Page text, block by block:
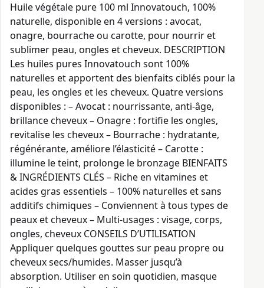
Huile végétale pure 100 ml Innovatouch, 100%
naturelle, disponible en 4 versions : avocat,
onagre, bourrache ou carotte, pour nourrir et
sublimer peau, ongles et cheveux. DESCRIPTION
Les huiles pures Innovatouch sont 100%
naturelles et apportent des bienfaits ciblés pour la
peau, les ongles et les cheveux. Quatre versions
disponibles : – Avocat : nourrissante, anti-âge,
brillance cheveux – Onagre : fortifie les ongles,
revitalise les cheveux – Bourrache : hydratante,
régénérante, améliore l’élasticité – Carotte :
illumine le teint, prolonge le bronzage BIENFAITS
& INGRÉDIENTS CLÉS – Riche en vitamines et
acides gras essentiels – 100% naturelles et sans
additifs chimiques – Conviennent à tous types de
peaux et cheveux – Multi-usages : visage, corps,
ongles, cheveux CONSEILS D’UTILISATION
Appliquer quelques gouttes sur peau propre ou
cheveux secs/humides. Masser jusqu’à
absorption. Utiliser en soin quotidien, masque